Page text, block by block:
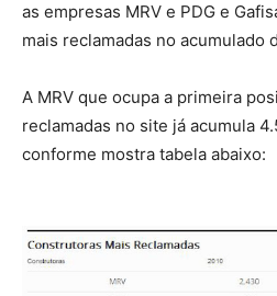
as empresas MRV e PDG e
mais reclamadas no acumulado
A MRV que ocupa a primeira
reclamadas no site já acumula
conforme mostra tabela abaixo: